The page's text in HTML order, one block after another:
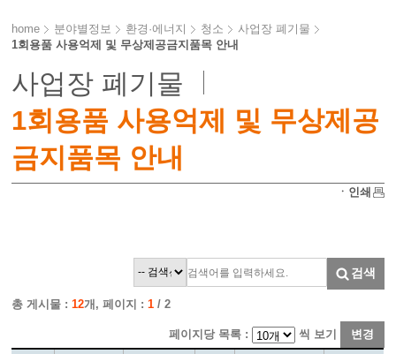
home 분야별정보 환경·에너지 청소
사업장 폐기물
1회용품 사용억제 및 무상제공금지품목 안내
사업장 폐기물
1회용품 사용억제 및 무상제공
금지품목 안내
ㆍ인쇄
검색
총 게시물 :12개, 페이지 :1 / 2
페이지당 목록 : 씩 보기 변경